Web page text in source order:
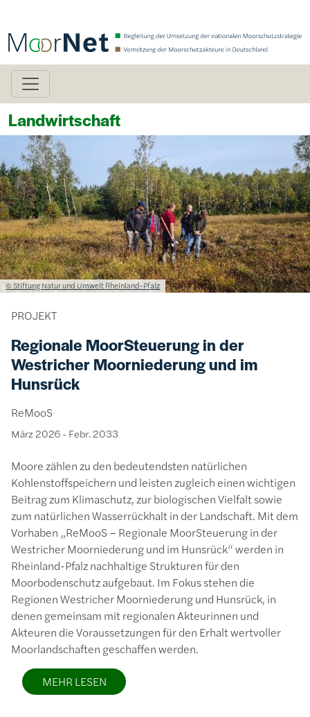
Landwirtschaft
Lizenzinformationen einschließlich Urheberrecht
© Stiftung Natur und Umwelt Rheinland-Pfalz
PROJEKT
Regionale MoorSteuerung in der
Westricher Moorniederung und im
Hunsrück
ReMooS
März 2026 - Febr. 2033
Moore zählen zu den bedeutendsten natürlichen
Kohlenstoffspeichern und leisten zugleich einen wichtigen
Beitrag zum Klimaschutz, zur biologischen Vielfalt sowie
zum natürlichen Wasserrückhalt in der Landschaft. Mit dem
Vorhaben „ReMooS – Regionale MoorSteuerung in der
Westricher Moorniederung und im Hunsrück“ werden in
Rheinland-Pfalz nachhaltige Strukturen für den
Moorbodenschutz aufgebaut. Im Fokus stehen die
Regionen Westricher Moorniederung und Hunsrück, in
denen gemeinsam mit regionalen Akteurinnen und
Akteuren die Voraussetzungen für den Erhalt wertvoller
Moorlandschaften geschaffen werden.
MEHR LESEN